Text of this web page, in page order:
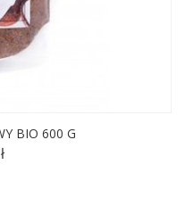
BIO 600 G